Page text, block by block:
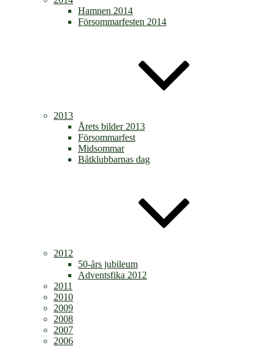
Hamnen 2014
Försommarfesten 2014
2013
Årets bilder 2013
Försommarfest
Midsommar
Båtklubbarnas dag
2012
50-års jubileum
Adventsfika 2012
2011
2010
2009
2008
2007
2006